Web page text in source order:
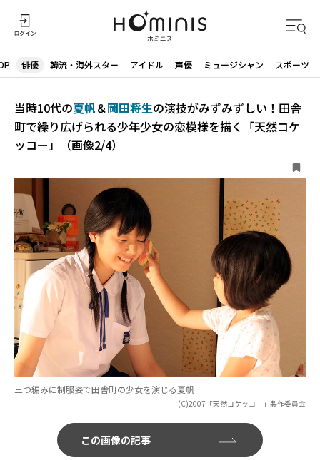
俳優 韓流・海外スター アイドル 声優 ミュージシャン スポーツ
当時10代の夏帆＆岡田将生の演技がみずみずしい！田舎
町で繰り広げられる少年少女の恋模様を描く「天然コケ
ッコー」（画像2/4）
三つ編みに制服姿で田舎町の少女を演じる夏帆
(C)2007「天然コケッコー」製作委員会
この画像の記事